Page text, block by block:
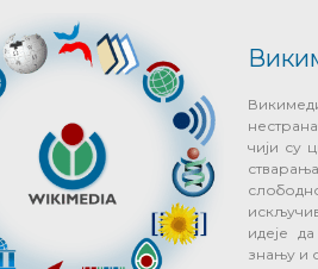
чији су
идеје
знању и